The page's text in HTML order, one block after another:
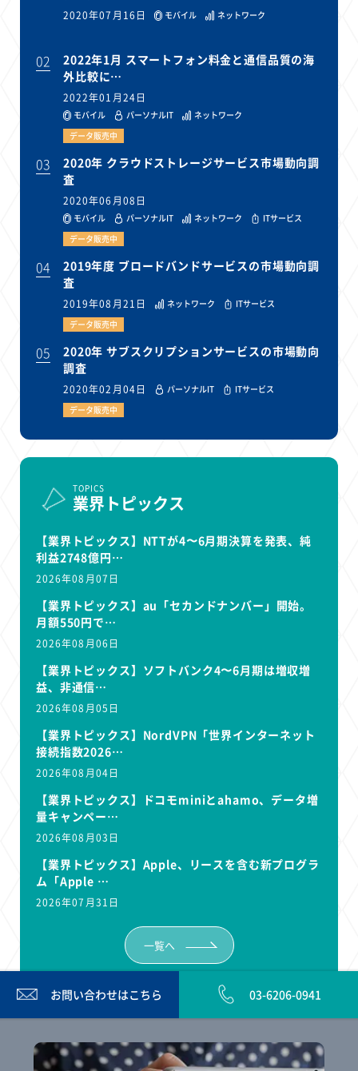
2020年07月16日 モバイル ネットワーク
02
2022年1月 スマートフォン料金と通信品質の海
外比較に…
2022年01月24日
モバイル パーソナルIT
ネットワーク
データ販売中
03
2020年 クラウドストレージサービス市場動向調
査
2020年06月08日
モバイル パーソナルIT ネットワーク
ITサービス
データ販売中
04
2019年度 ブロードバンドサービスの市場動向調
査
2019年08月21日 ネットワーク
ITサービス
データ販売中
05
2020年 サブスクリプションサービスの市場動向
調査
2020年02月04日 パーソナルIT
ITサービス
データ販売中
TOPICS
業界トピックス
【業界トピックス】NTTが4〜6月期決算を発表、純
利益2748億円…
2026年08月07日
【業界トピックス】au「セカンドナンバー」開始。
月額550円で…
2026年08月06日
【業界トピックス】ソフトバンク4〜6月期は増収増
益、非通信…
2026年08月05日
【業界トピックス】NordVPN「世界インターネット
接続指数2026…
2026年08月04日
【業界トピックス】ドコモminiとahamo、データ増
量キャンペー…
2026年08月03日
【業界トピックス】Apple、リースを含む新プログラ
ム「Apple …
2026年07月31日
一覧へ
お問い合わせはこちら 03-6206-0941